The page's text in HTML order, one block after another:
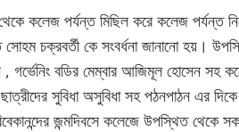
কলেজ পর্যন্ত মিছিল করে কলেজ
সোহম চক্রবর্তী কে সংবর্ধনা জানানো হয়।
, গর্ভেনিং বডির মেম্বার আজিমূল হোসেন সহ
ছাত্রীদের সুবিধা অসুবিধা সহ পঠনপাঠন এর
জন্মদিবসে কলেজে উপস্থিত